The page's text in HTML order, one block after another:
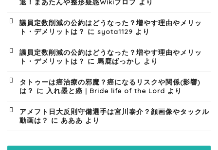
退！まあたんや整形疑惑Wikiプロフ より
議員定数削減の公約はどうなった？増やす理由やメリッ
ト・デメリットは？ に syota1129 より
議員定数削減の公約はどうなった？増やす理由やメリッ
ト・デメリットは？ に 馬鹿ばっかし より
タトゥーは癌治療の邪魔？癌になるリスクや関係(影響)
は？ に 入れ墨と癌 | Bride life of the Lord より
アメフト日大反則守備選手は宮川泰介？顔画像やタックル
動画は？ に あああ より